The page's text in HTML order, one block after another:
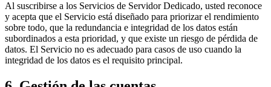
Al suscribirse a los Servicios de Servidor Dedicado, usted reconoce
y acepta que el Servicio está diseñado para priorizar el rendimiento
sobre todo, que la redundancia e integridad de los datos están
subordinados a esta prioridad, y que existe un riesgo de pérdida de
datos. El Servicio no es adecuado para casos de uso cuando la
integridad de los datos es el requisito principal.